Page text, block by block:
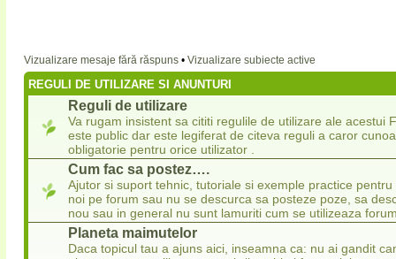
Vizualizare mesaje fără răspuns • Vizualizare subiecte active
REGULI DE UTILIZARE SI ANUNTURI
Reguli de utilizare
Va rugam insistent sa cititi regulile de utilizare ale acestui
este public dar este legiferat de citeva reguli a caror
obligatorie pentru orice utilizator .
Cum fac sa postez….
Ajutor si suport tehnic, tutoriale si exemple practice
noi pe forum sau nu se descurca sa posteze poze, sa
nou sau in general nu sunt lamuriti cum se utilizeaza
Planeta maimutelor
Daca topicul tau a ajuns aici, inseamna ca: nu ai gandit